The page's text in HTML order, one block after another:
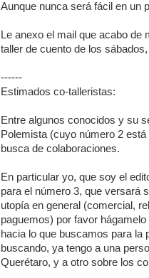
Aunque nunca será fácil en un
Le anexo el mail que acabo de
taller de cuento de los
------
Estimados co-talleristas:
Entre algunos conocidos y su
Polemista (cuyo número 2
busca de colaboraciones.
En particular yo, que soy el
para el número 3, que versará
utopía en general (comercial,
paguemos) por favor
hacia lo que buscamos para la
buscando, ya tengo a una
Querétaro, y a otro sobre los